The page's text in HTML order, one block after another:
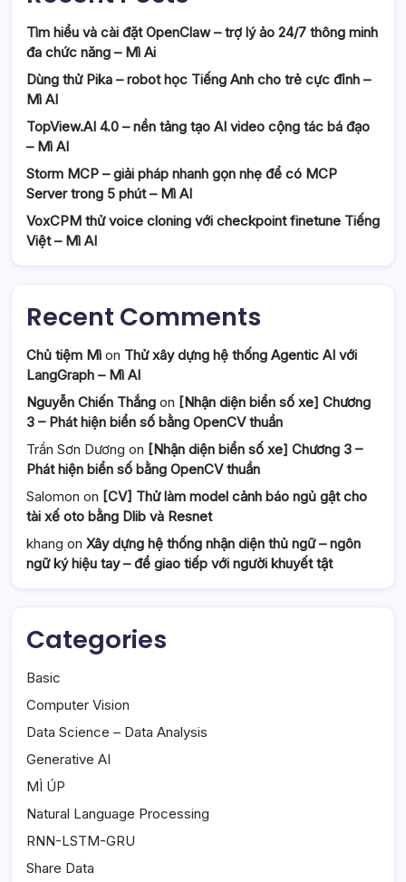
Tìm hiểu và cài đặt OpenClaw – trợ lý ảo 24/7 thông minh
đa chức năng – Mì Ai
Dùng thử Pika – robot học Tiếng Anh cho trẻ cực đỉnh –
Mì AI
TopView.AI 4.0 – nền tảng tạo AI video cộng tác bá đạo
– Mì AI
Storm MCP – giải pháp nhanh gọn nhẹ để có MCP
Server trong 5 phút – Mì AI
VoxCPM thử voice cloning với checkpoint finetune Tiếng
Việt – Mì AI
Recent Comments
Chủ tiệm Mì on Thử xây dựng hệ thống Agentic AI với
LangGraph – Mì AI
Nguyễn Chiến Thắng on [Nhận diện biển số xe] Chương
3 – Phát hiện biển số bằng OpenCV thuần
Trần Sơn Dương on [Nhận diện biển số xe] Chương 3 –
Phát hiện biển số bằng OpenCV thuần
Salomon on [CV] Thử làm model cảnh báo ngủ gật cho
tài xế oto bằng Dlib và Resnet
khang on Xây dựng hệ thống nhận diện thủ ngữ – ngôn
ngữ ký hiệu tay – để giao tiếp với người khuyết tật
Categories
Basic
Computer Vision
Data Science – Data Analysis
Generative AI
MÌ ÚP
Natural Language Processing
RNN-LSTM-GRU
Share Data